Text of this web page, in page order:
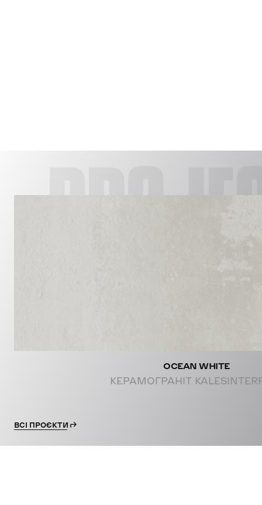
OCEAN WHITE
КЕРАМОГРАНІТ
ВСІ ПРОЄКТИ